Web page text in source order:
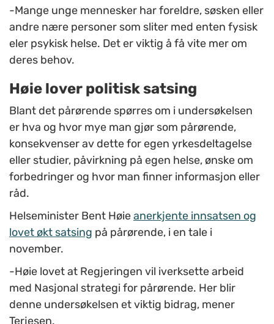
-Mange unge mennesker har foreldre, søsken eller
andre nære personer som sliter med enten fysisk
eler psykisk helse. Det er viktig å få vite mer om
deres behov.
Høie lover politisk satsing
Blant det pårørende spørres om i undersøkelsen
er hva og hvor mye man gjør som pårørende,
konsekvenser av dette for egen yrkesdeltagelse
eller studier, påvirkning på egen helse, ønske om
forbedringer og hvor man finner informasjon eller
råd.
Helseminister Bent Høieanerkjente innsatsen og
lovet økt satsing på pårørende, i en tale i
november.
-Høie lovet at Regjeringen vil iverksette arbeid
med Nasjonal strategi for pårørende. Her blir
denne undersøkelsen et viktig bidrag, mener
Terjesen.